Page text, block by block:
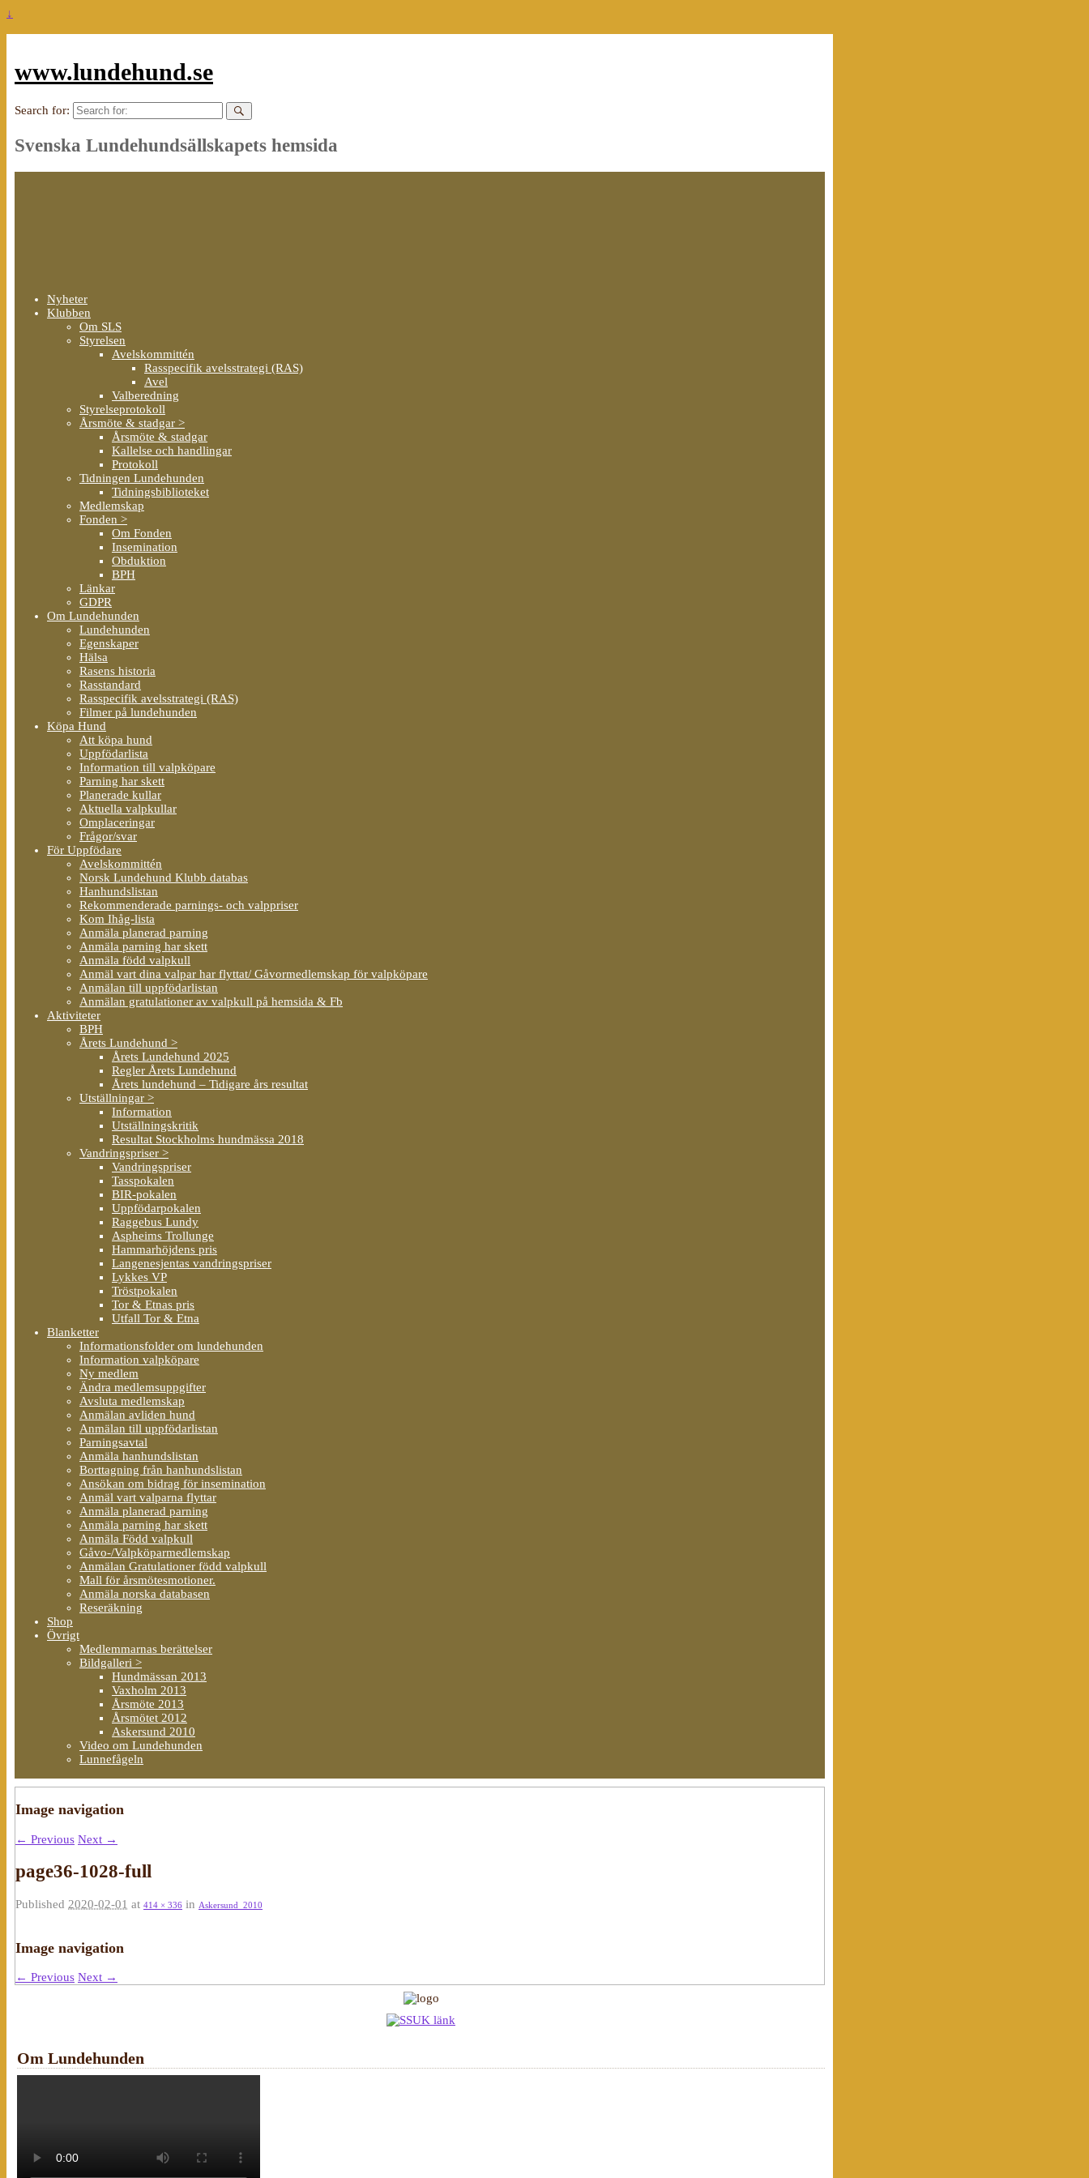
↓
www.lundehund.se
Search for:
Svenska Lundehundsällskapets hemsida
Nyheter
Klubben
Om SLS
Styrelsen
Avelskommittén
Rasspecifik avelsstrategi (RAS)
Avel
Valberedning
Styrelseprotokoll
Årsmöte & stadgar >
Årsmöte & stadgar
Kallelse och handlingar
Protokoll
Tidningen Lundehunden
Tidningsbiblioteket
Medlemskap
Fonden >
Om Fonden
Insemination
Obduktion
BPH
Länkar
GDPR
Om Lundehunden
Lundehunden
Egenskaper
Hälsa
Rasens historia
Rasstandard
Rasspecifik avelsstrategi (RAS)
Filmer på lundehunden
Köpa Hund
Att köpa hund
Uppfödarlista
Information till valpköpare
Parning har skett
Planerade kullar
Aktuella valpkullar
Omplaceringar
Frågor/svar
För Uppfödare
Avelskommittén
Norsk Lundehund Klubb databas
Hanhundslistan
Rekommenderade parnings- och valppriser
Kom Ihåg-lista
Anmäla planerad parning
Anmäla parning har skett
Anmäla född valpkull
Anmäl vart dina valpar har flyttat/ Gåvormedlemskap för valpköpare
Anmälan till uppfödarlistan
Anmälan gratulationer av valpkull på hemsida & Fb
Aktiviteter
BPH
Årets Lundehund >
Årets Lundehund 2025
Regler Årets Lundehund
Årets lundehund – Tidigare års resultat
Utställningar >
Information
Utställningskritik
Resultat Stockholms hundmässa 2018
Vandringspriser >
Vandringspriser
Tasspokalen
BIR-pokalen
Uppfödarpokalen
Raggebus Lundy
Aspheims Trollunge
Hammarhöjdens pris
Langenesjentas vandringspriser
Lykkes VP
Tröstpokalen
Tor & Etnas pris
Utfall Tor & Etna
Blanketter
Informationsfolder om lundehunden
Information valpköpare
Ny medlem
Ändra medlemsuppgifter
Avsluta medlemskap
Anmälan avliden hund
Anmälan till uppfödarlistan
Parningsavtal
Anmäla hanhundslistan
Borttagning från hanhundslistan
Ansökan om bidrag för insemination
Anmäl vart valparna flyttar
Anmäla planerad parning
Anmäla parning har skett
Anmäla Född valpkull
Gåvo-/Valpköparmedlemskap
Anmälan Gratulationer född valpkull
Mall för årsmötesmotioner.
Anmäla norska databasen
Reseräkning
Shop
Övrigt
Medlemmarnas berättelser
Bildgalleri >
Hundmässan 2013
Vaxholm 2013
Årsmöte 2013
Årsmötet 2012
Askersund 2010
Video om Lundehunden
Lunnefågeln
Image navigation
← Previous Next →
page36-1028-full
Published 2020-02-01 at 414 × 336 in Askersund_2010
Image navigation
← Previous Next →
Om Lundehunden